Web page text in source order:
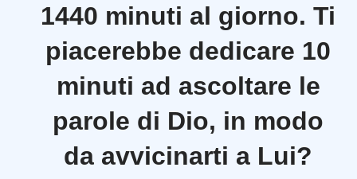
1440 minuti al giorno. Ti
piacerebbe dedicare 10
minuti ad ascoltare le
parole di Dio, in modo
da avvicinarti a Lui?